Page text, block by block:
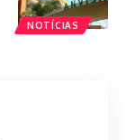
NOTÍCIAS